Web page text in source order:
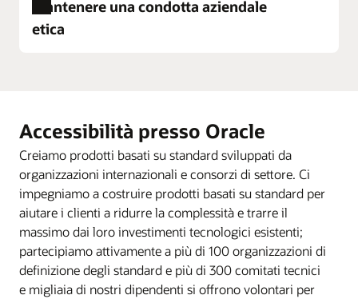
Oracle University
Sviluppo della carriera
Mantenere una condotta aziendale
etica
Corporate Governance
Employee Code of Ethics and Business
Conduct
Human Rights Statement (PDF)
Oracle’s Policy Positions (PDF)
Partner Code of Conduct and Business Ethics
(PDF)
Accessibilità presso Oracle
Creiamo prodotti basati su standard sviluppati da
organizzazioni internazionali e consorzi di settore. Ci
impegniamo a costruire prodotti basati su standard per
aiutare i clienti a ridurre la complessità e trarre il
massimo dai loro investimenti tecnologici esistenti;
partecipiamo attivamente a più di 100 organizzazioni di
definizione degli standard e più di 300 comitati tecnici
e migliaia di nostri dipendenti si offrono volontari per